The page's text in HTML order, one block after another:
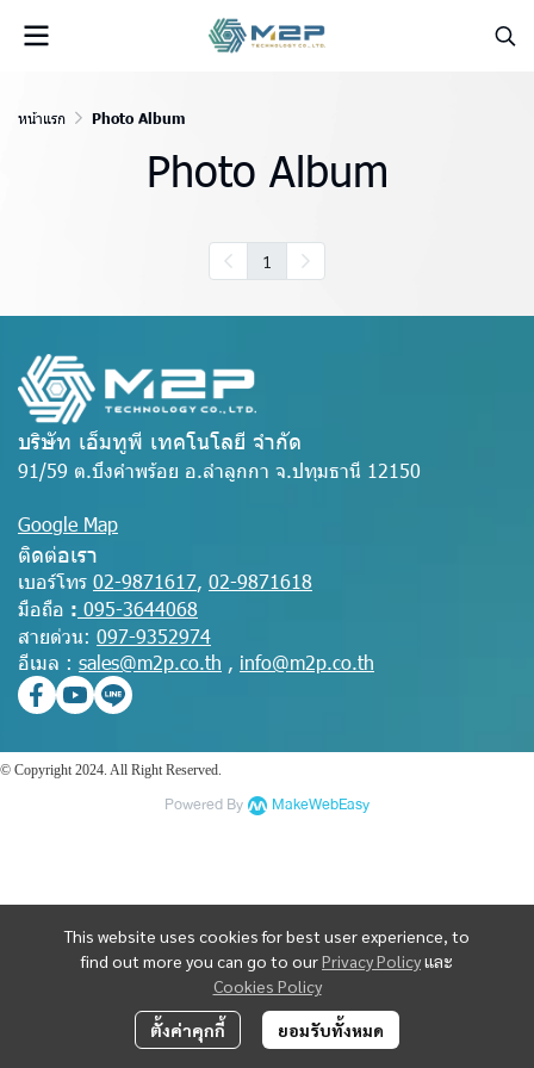
หน้าแรก Photo Album
Photo Album
1
This website uses cookies for best user experience, to
find out more you can go to ourPrivacy Policyและ
Cookies Policy
ตั้งค่าคุกกี้ ยอมรับทั้งหมด
บริษัท เอ็มทูพี เทคโนโลยี จำกัด
91/59 ต.บึงคำพร้อย อ.ลำลูกกา จ.ปทุมธานี 12150
Google Map
ติดต่อเรา
เบอร์โทร 02-9871617, 02-9871618
มือถือ : 095-3644068
สายด่วน: 097-9352974
อีเมล : sales@m2p.co.th , info@m2p.co.th
© Copyright 2024. All Right Reserved.
Powered By MakeWebEasy